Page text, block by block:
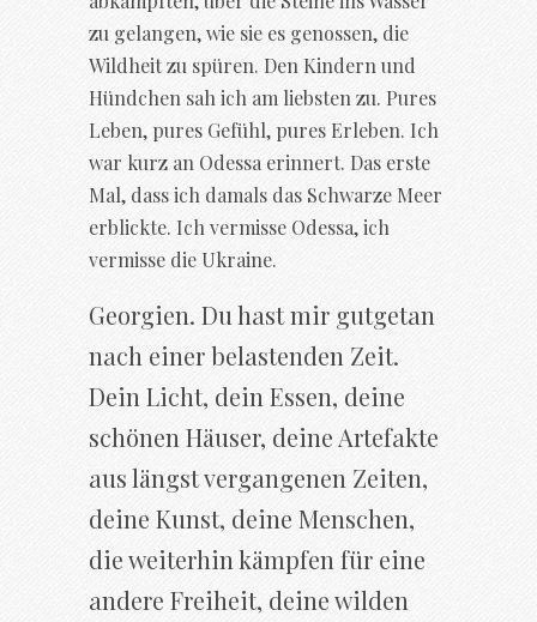
zu gelangen, wie sie es genossen, die
Wildheit zu spüren. Den Kindern und
Hündchen sah ich am liebsten zu. Pures
Leben, pures Gefühl, pures Erleben. Ich
war kurz an Odessa erinnert. Das erste
Mal, dass ich damals das Schwarze Meer
erblickte. Ich vermisse Odessa, ich
vermisse die Ukraine.
Georgien. Du hast mir gutgetan
nach einer belastenden Zeit.
Dein Licht, dein Essen, deine
schönen Häuser, deine Artefakte
aus längst vergangenen Zeiten,
deine Kunst, deine Menschen,
die weiterhin kämpfen für eine
andere Freiheit, deine wilden